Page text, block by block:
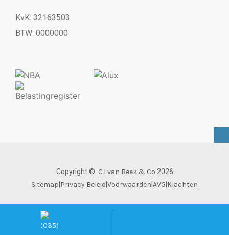
KvK: 32163503
BTW: 0000000
Copyright © CJ van Beek & Co 2026
Sitemap Privacy Beleid Voorwaarden AVG Klachten